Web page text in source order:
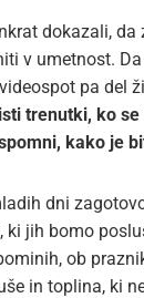
dokazali, da
v umetnost.
pa del
trenutki, ko se
kako je
dni
jih bomo
ob
in toplina, ki